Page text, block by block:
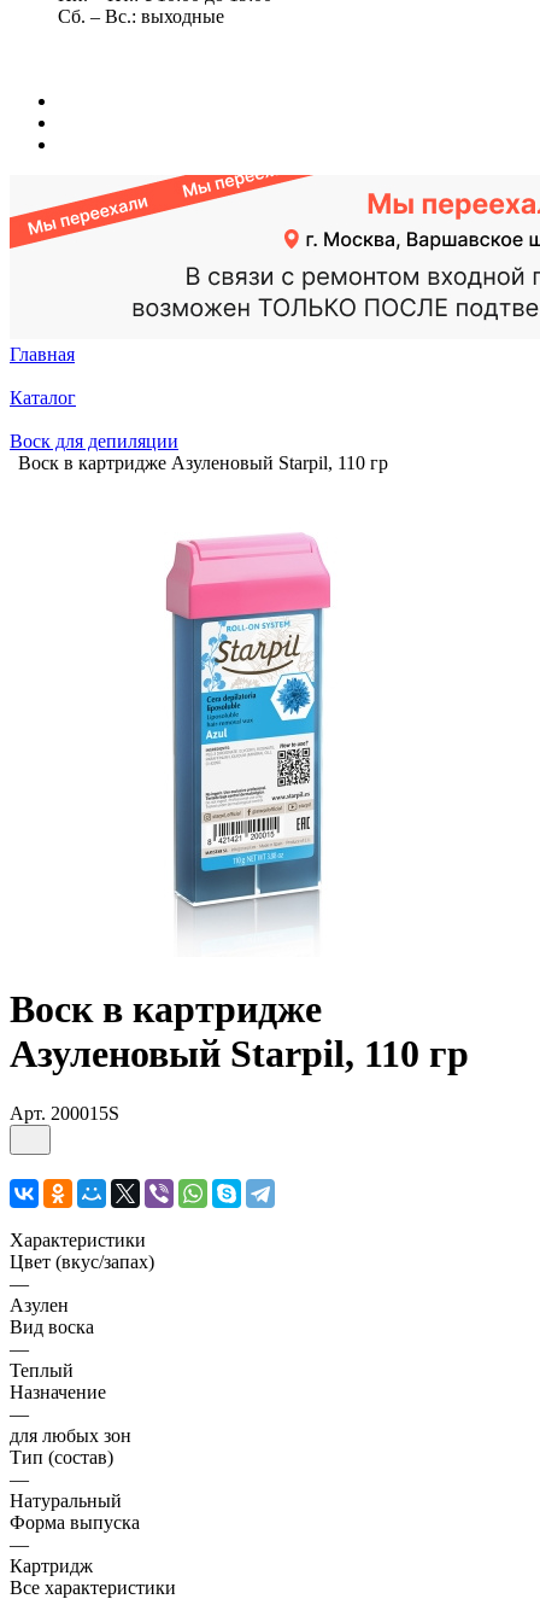
Сб. – Вс.: выходные
Главная
Каталог
Воск для депиляции
Воск в картридже Азуленовый Starpil, 110 гр
Воск в картридже
Азуленовый Starpil, 110 гр
Арт. 200015S
Характеристики
Цвет (вкус/запах)
—
Азулен
Вид воска
—
Теплый
Назначение
—
для любых зон
Тип (состав)
—
Натуральный
Форма выпуска
—
Картридж
Все характеристики